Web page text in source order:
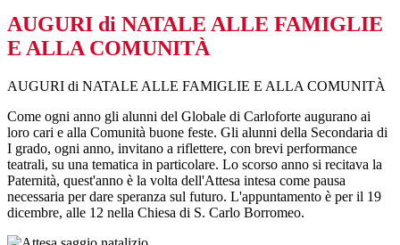
AUGURI di NATALE ALLE FAMIGLIE
E ALLA COMUNITÀ
AUGURI di NATALE ALLE FAMIGLIE E ALLA COMUNITÀ
Come ogni anno gli alunni del Globale di Carloforte augurano ai
loro cari e alla Comunità buone feste. Gli alunni della Secondaria di
I grado, ogni anno, invitano a riflettere, con brevi performance
teatrali, su una tematica in particolare. Lo scorso anno si recitava la
Paternità, quest'anno è la volta dell'Attesa intesa come pausa
necessaria per dare speranza sul futuro. L'appuntamento è per il 19
dicembre, alle 12 nella Chiesa di S. Carlo Borromeo.